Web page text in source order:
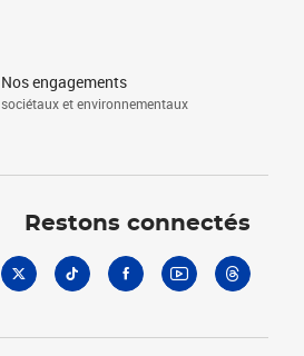
Nos engagements
sociétaux et environnementaux
Restons connectés